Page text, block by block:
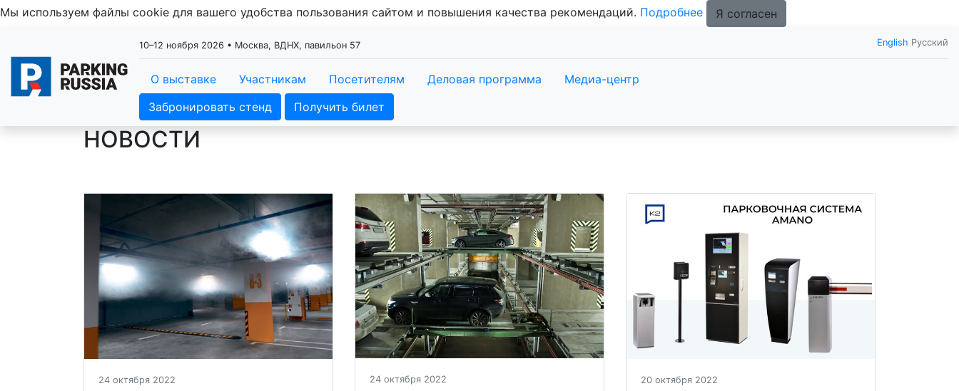
Мы используем файлы cookie для вашего удобства пользования сайтом и повышения качества рекомендаций. Подробнее Я согласен
10–12 ноября 2026 • Москва, ВДНХ, павильон 57 English Русский
О выставке Участникам Посетителям Деловая программа
Медиа-центр
Забронировать стенд
Получить билет
НОВОСТИ
24 октября 2022 24 октября 2022 20 октября 2022